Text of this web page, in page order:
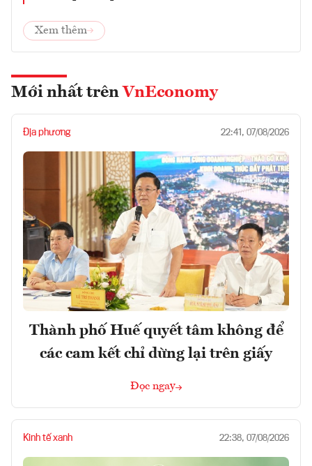
Xem thêm
Mới nhất trên VnEconomy
Địa phương 22:41, 07/08/2026
Thành phố Huế quyết tâm không để
các cam kết chỉ dừng lại trên giấy
Đọc ngay
Kinh tế xanh 22:38, 07/08/2026